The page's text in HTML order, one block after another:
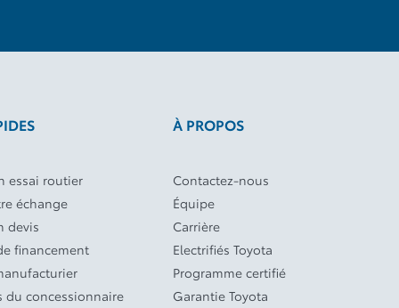
essai routier
échange
devis
financement
du concessionnaire
À PROPOS
Contactez-nous
Équipe
Carrière
Electrifiés Toyota
Programme certifié
Garantie Toyota